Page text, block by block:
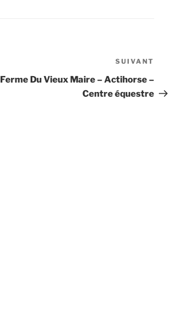
suivant
SUIVANT
Ferme Du Vieux Maire – Actihorse –
Centre équestre